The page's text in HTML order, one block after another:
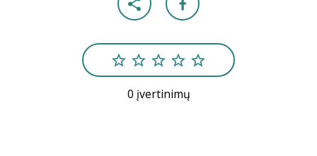
0 įvertinimų